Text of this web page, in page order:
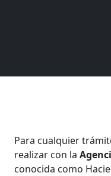
Para cualquier
realizar con la
conocida como